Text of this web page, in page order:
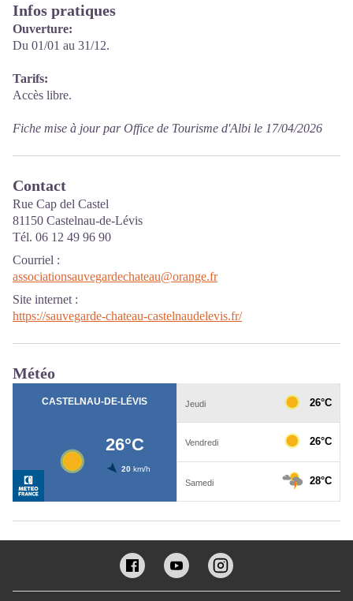
Infos pratiques
Ouverture:
Du 01/01 au 31/12.
Tarifs:
Accès libre.
Fiche mise à jour par Office de Tourisme d'Albi le 17/04/2026
Contact
Rue Cap del Castel
81150 Castelnau-de-Lévis
Tél. 06 12 49 96 90
Courriel :
associationsauvegardechateau@orange.fr
Site internet :
https://sauvegarde-chateau-castelnaudelevis.fr/
Météo